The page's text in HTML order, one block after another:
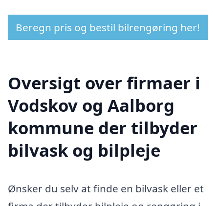
Beregn pris og bestil bilrengøring her!
Oversigt over firmaer i
Vodskov og Aalborg
kommune der tilbyder
bilvask og bilpleje
Ønsker du selv at finde en bilvask eller et